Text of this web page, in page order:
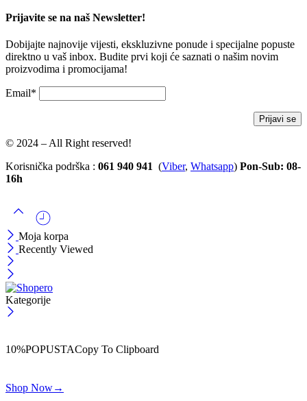
Prijavite se na naš Newsletter!
Dobijajte najnovije vijesti, ekskluzivne ponude i specijalne popuste
direktno u vaš inbox. Budite prvi koji će saznati o našim novim
proizvodima i promocijama!
Email*
© 2024 – All Right reserved!
Korisnička podrška : 061 940 941 (Viber, Whatsapp) Pon-Sub: 08-
16h
Moja korpa
Recently Viewed
Kategorije
10%POPUSTACopy To Clipboard
Shop Now→